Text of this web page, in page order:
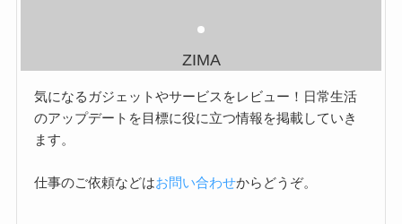
ZIMA
気になるガジェットやサービスをレビュー！日常生活
のアップデートを目標に役に立つ情報を掲載していき
ます。
仕事のご依頼などはお問い合わせからどうぞ。